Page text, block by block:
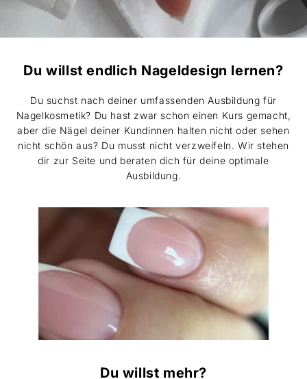
Du willst endlich Nageldesign lernen?
Du suchst nach deiner umfassenden Ausbildung für
Nagelkosmetik? Du hast zwar schon einen Kurs gemacht,
aber die Nägel deiner Kundinnen halten nicht oder sehen
nicht schön aus? Du musst nicht verzweifeln. Wir stehen
dir zur Seite und beraten dich für deine optimale
Ausbildung.
Du willst mehr?